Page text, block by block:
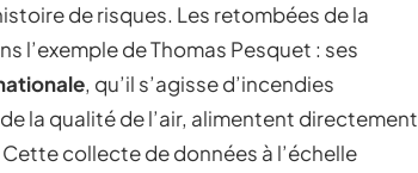
de risques. Les retombées de la
l’exemple de Thomas Pesquet : ses
, qu’il s’agisse d’incendies
la qualité de l’air, alimentent directement
collecte de données à l’échelle